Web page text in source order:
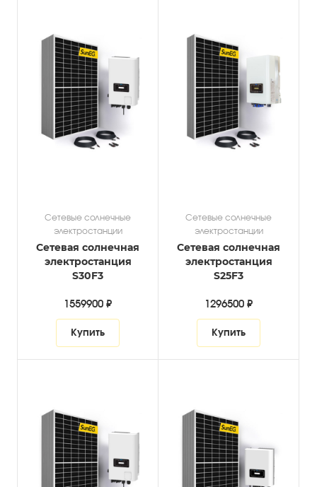
Сетевые солнечные
электростанции
Сетевая солнечная
электростанция
S30F3
1559900 ₽
Купить
Сетевые солнечные
электростанции
Сетевая солнечная
электростанция
S25F3
1296500 ₽
Купить